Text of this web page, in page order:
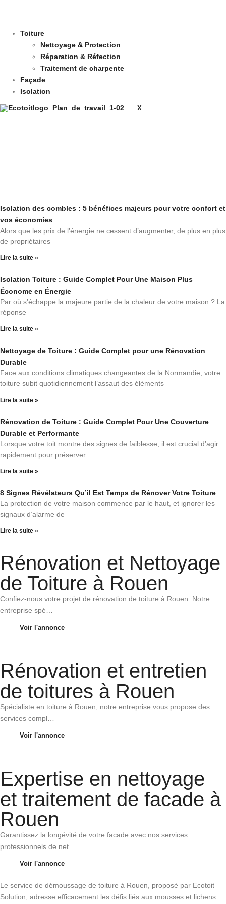
Toiture
Nettoyage & Protection
Réparation & Réfection
Traitement de charpente
Façade
Isolation
X
Isolation des combles : 5 bénéfices majeurs pour votre confort et
vos économies
Alors que les prix de l’énergie ne cessent d’augmenter, de plus en plus
de propriétaires
Lire la suite »
Isolation Toiture : Guide Complet Pour Une Maison Plus
Économe en Énergie
Par où s’échappe la majeure partie de la chaleur de votre maison ? La
réponse
Lire la suite »
Nettoyage de Toiture : Guide Complet pour une Rénovation
Durable
Face aux conditions climatiques changeantes de la Normandie, votre
toiture subit quotidiennement l’assaut des éléments
Lire la suite »
Rénovation de Toiture : Guide Complet Pour Une Couverture
Durable et Performante
Lorsque votre toit montre des signes de faiblesse, il est crucial d’agir
rapidement pour préserver
Lire la suite »
8 Signes Révélateurs Qu’il Est Temps de Rénover Votre Toiture
La protection de votre maison commence par le haut, et ignorer les
signaux d’alarme de
Lire la suite »
Rénovation et Nettoyage
de Toiture à Rouen
Confiez-nous votre projet de rénovation de toiture à Rouen. Notre
entreprise spé…
Voir l'annonce
Rénovation et entretien
de toitures à Rouen
Spécialiste en toiture à Rouen, notre entreprise vous propose des
services compl…
Voir l'annonce
Expertise en nettoyage
et traitement de facade à
Rouen
Garantissez la longévité de votre facade avec nos services
professionnels de net…
Voir l'annonce
Le service de démoussage de toiture à Rouen, proposé par Ecotoit
Solution, adresse efficacement les défis liés aux mousses et lichens